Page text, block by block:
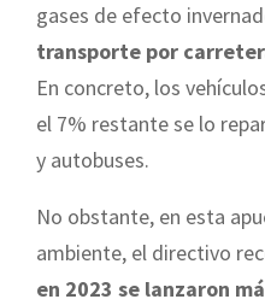
gases de efecto
transporte por
En concreto, los
el 7% restante se lo
y autobuses.
No obstante, en esta
ambiente, el directivo
en 2023 se lanzaron